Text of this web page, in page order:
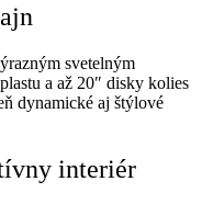
svetelným
a až 20″ disky kolies
dynamické aj štýlové
interiér